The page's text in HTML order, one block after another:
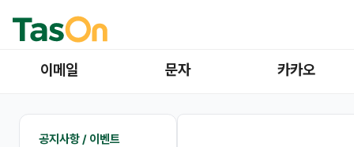
이메일 문자 카카오
공지사항 / 이벤트